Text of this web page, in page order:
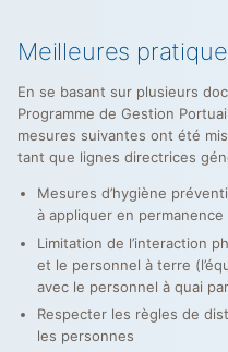
Meilleures
En se basant sur plusieurs
Programme de Gestion
mesures suivantes ont été
tant que lignes directrices
Mesures d’hygiène
à appliquer en permanence
Limitation de l’interaction
et le personnel à terre
avec le personnel à quai
Respecter les règles de
les personnes